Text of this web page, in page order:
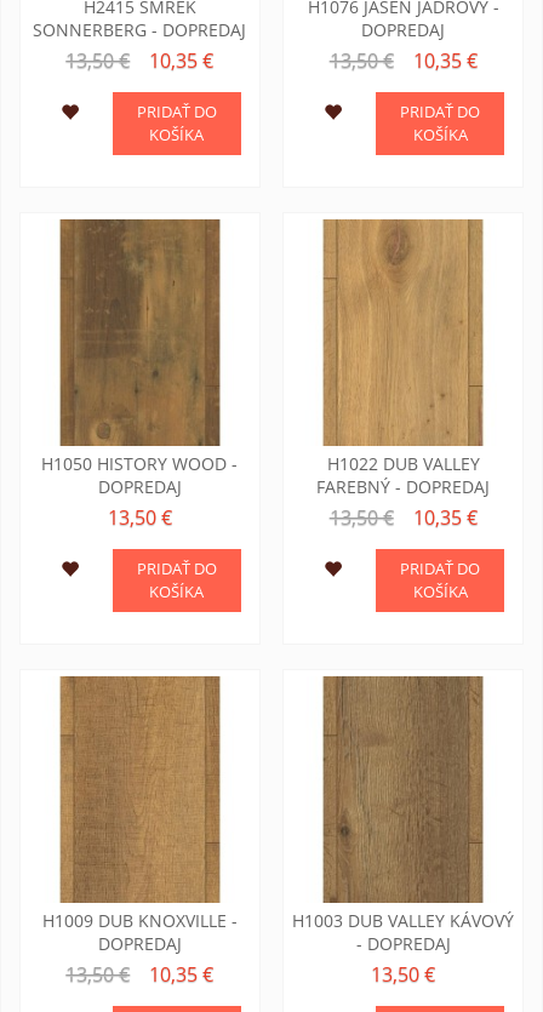
H2415 SMREK
SONNERBERG - DOPREDAJ
13,50 € 10,35 €
PRIDAŤ DO
KOŠÍKA
H1076 JASEŇ JADROVÝ -
DOPREDAJ
13,50 € 10,35 €
PRIDAŤ DO
KOŠÍKA
H1050 HISTORY WOOD -
DOPREDAJ
13,50 €
PRIDAŤ DO
KOŠÍKA
H1022 DUB VALLEY
FAREBNÝ - DOPREDAJ
13,50 € 10,35 €
PRIDAŤ DO
KOŠÍKA
H1009 DUB KNOXVILLE -
DOPREDAJ
13,50 € 10,35 €
H1003 DUB VALLEY KÁVOVÝ
- DOPREDAJ
13,50 €